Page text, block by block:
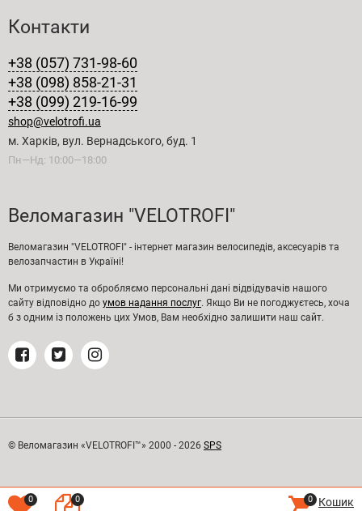
Контакти
+38 (057) 731-98-60
+38 (098) 858-21-31
+38 (099) 219-16-99
shop@velotrofi.ua
м. Харків, вул. Вернадського, буд. 1
Пн—Нд: 10:00—18:00
Веломагазин "VELOTROFI"
Веломагазин "VELOTROFI" - інтернет магазин велосипедів, аксесуарів та
велозапчастин в Україні!
Ми отримуємо та обробляємо персональні дані відвідувачів нашого
сайту відповідно до умов надання послуг. Якщо Ви не погоджуєтесь, хоча
б з одним із положень цих Умов, Вам необхідно залишити наш сайт.
© Веломагазин «VELOTROFI™» 2000 - 2026 SPS
0 0 0
Кошик